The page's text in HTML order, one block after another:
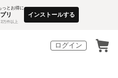
っとお得に
リ
3万件以上
インストールする
ログイン